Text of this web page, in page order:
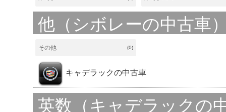
他（シボレーの中古車
その他 (0)
キャデラックの中古車
英数（キャデラックの